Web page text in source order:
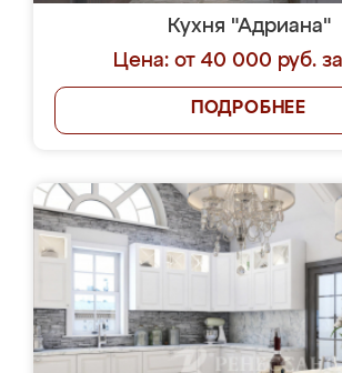
Кухня "Адриана"
Цена: от 40 000 руб.
ПОДРОБНЕЕ